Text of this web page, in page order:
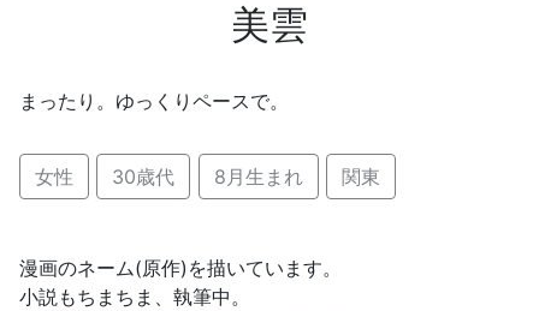
美雲
まったり。ゆっくりペースで。
女性 30歳代 8月生まれ 関東
漫画のネーム(原作)を描いています。
小説もちまちま、執筆中。